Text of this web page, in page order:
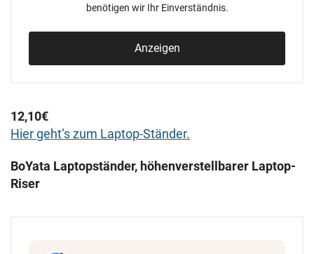
benötigen wir Ihr Einverständnis.
Anzeigen
12,10€
Hier geht‘s zum Laptop-Ständer.
BoYata Laptopständer, höhenverstellbarer Laptop-
Riser